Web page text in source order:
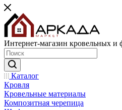
Интернет-магазин кровельных и
Каталог
Кровля
Кровельные материалы
Композитная черепица